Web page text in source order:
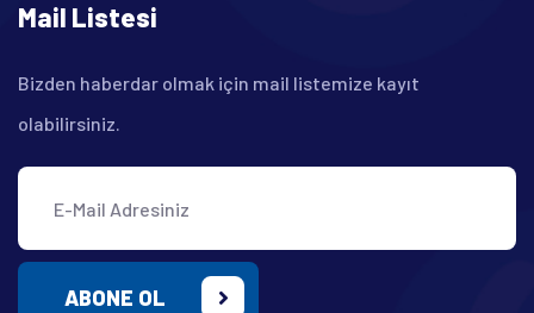
Mail Listesi
Bizden haberdar olmak için mail listemize kayıt
olabilirsiniz.
ABONE OL